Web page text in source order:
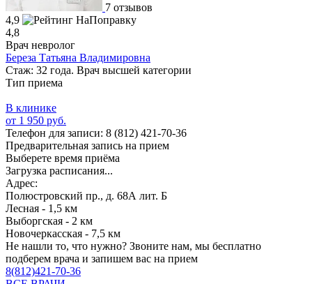
7 отзывов
4,9
4,8
Врач невролог
Береза Татьяна Владимировна
Стаж: 32 года. Врач высшей категории
Тип приема
В клинике
от 1 950 руб.
Телефон для записи: 8 (812) 421-70-36
Предварительная запись на прием
Выберете время приёма
Загрузка расписания...
Адрес:
Полюстровский пр., д. 68А лит. Б
Лесная - 1,5 км
Выборгская - 2 км
Новочеркасская - 7,5 км
Не нашли то, что нужно? Звоните нам, мы бесплатно
подберем врача и запишем вас на прием
8(812)421-70-36